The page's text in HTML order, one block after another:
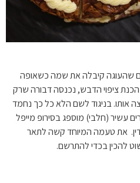
שהעוגה קיבלה את שמה כשאופה
ציפוי הדבש, נכנסה דבורה שרק
בניגוד לשם הלא כל כך נחמד
עשיר (חלבי) מוספג בסירופ מייפל
את טעמה המיוחד קשה לתאר
להכין בכדי להתרשם.